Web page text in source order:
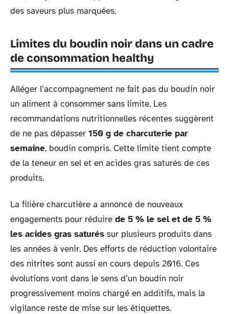
des saveurs plus marquées.
Limites du boudin noir dans un cadre
de consommation healthy
Alléger l’accompagnement ne fait pas du boudin noir
un aliment à consommer sans limite. Les
recommandations nutritionnelles récentes suggèrent
de ne pas dépasser 150 g de charcuterie par
semaine, boudin compris. Cette limite tient compte
de la teneur en sel et en acides gras saturés de ces
produits.
La filière charcutière a annoncé de nouveaux
engagements pour réduire de 5 % le sel et de 5 %
les acides gras saturés sur plusieurs produits dans
les années à venir. Des efforts de réduction volontaire
des nitrites sont aussi en cours depuis 2016. Ces
évolutions vont dans le sens d’un boudin noir
progressivement moins chargé en additifs, mais la
vigilance reste de mise sur les étiquettes.